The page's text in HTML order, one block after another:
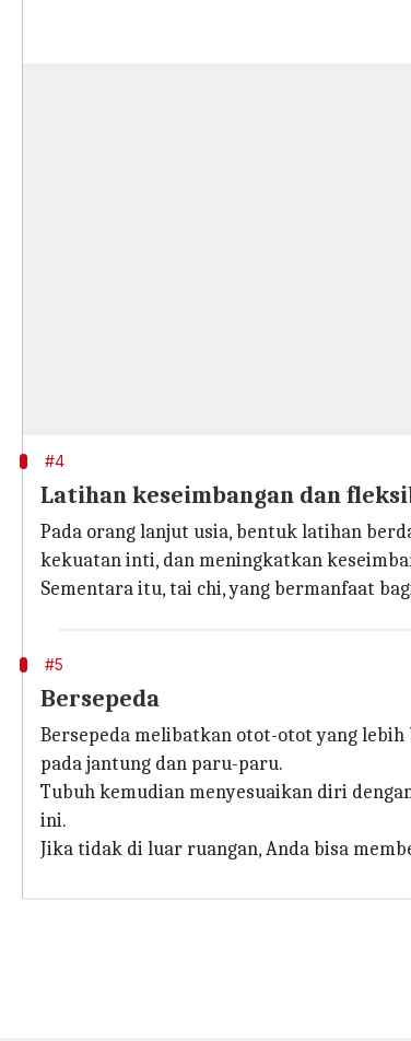
#4
Latihan keseimbangan dan
Pada orang lanjut usia, bentuk latihan
kekuatan inti, dan meningkatkan
Sementara itu, tai chi, yang bermanfaat
#5
Bersepeda
Bersepeda melibatkan otot-otot yang lebih
pada jantung dan paru-paru.
Tubuh kemudian menyesuaikan diri
ini.
Jika tidak di luar ruangan, Anda bisa